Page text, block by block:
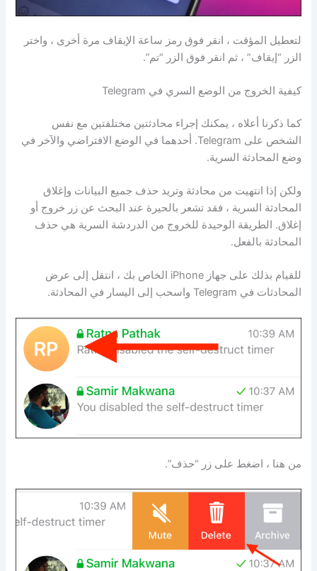
لتعطيل المؤقت ، انقر فوق رمز ساعة الإيقاف مرة أخرى ، واختر
الزر “إيقاف” ، ثم انقر فوق الزر “تم”.
كيفية الخروج من الوضع السري في Telegram
كما ذكرنا أعلاه ، يمكنك إجراء محادثتين مختلفتين مع نفس
الشخص على Telegram. أحدهما في الوضع الافتراضي والآخر في
وضع المحادثة السرية.
ولكن إذا انتهيت من محادثة وتريد حذف جميع البيانات وإغلاق
المحادثة السرية ، فقد تشعر بالحيرة عند البحث عن زر خروج أو
إغلاق. الطريقة الوحيدة للخروج من الدردشة السرية هي حذف
المحادثة بالفعل.
للقيام بذلك على جهاز iPhone الخاص بك ، انتقل إلى عرض
المحادثات في Telegram واسحب إلى اليسار في المحادثة.
من هنا ، اضغط على زر “حذف”.